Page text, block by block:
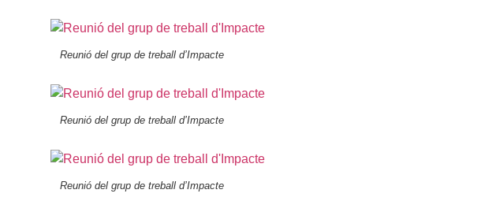
Reunió del grup de treball d’Impacte
Reunió del grup de treball d’Impacte
Reunió del grup de treball d’Impacte